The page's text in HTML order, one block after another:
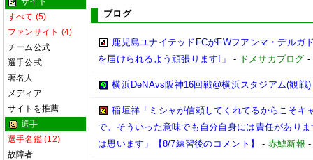
すべて (5)
ファンサイト (4)
チーム公式
選手公式
著名人
メディア
サイトを推薦
選手
選手名鑑 (12)
故障者
ブログ
鹿児島ユナイテッドFCがFWフアンマ・デルガ
を届けられるよう頑張ります!」
- ドメサカブログ -
横浜DeNAvs阪神16回戦@横浜スタジアム(観戦)
稲垣祥「ミシャが信頼してくれてるからこそキ
で。そういった意味でも自分自身には責任があり
は思います」【8/7練習後のコメント】
- 赤鯱新報